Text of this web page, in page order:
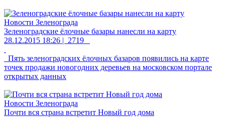
Новости Зеленограда
Зеленоградские ёлочные базары нанесли на карту
28.12.2015 18:26 | 2719
Пять зеленоградских ёлочных базаров появились на карте
точек продажи новогодних деревьев на московском портале
открытых данных
Новости Зеленограда
Почти вся страна встретит Новый год дома